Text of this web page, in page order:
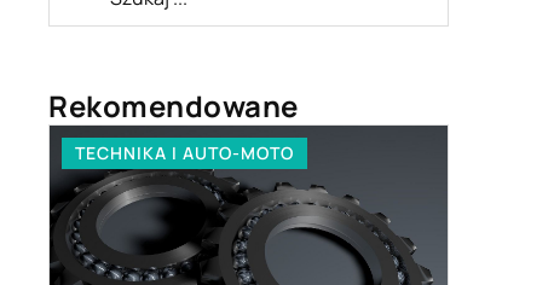
Rekomendowane
TECHNIKA I AUTO-MOTO